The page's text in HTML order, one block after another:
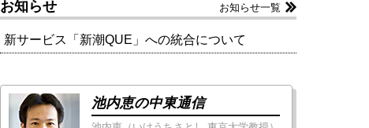
お知らせ お知らせ一覧
新サービス「新潮QUE」への統合について
池内恵の中東通信